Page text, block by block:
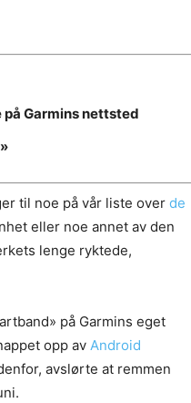
Garmins nettsted
til noe på vår liste over de
eller noe annet av den
lenge ryktede,
på Garmins eget
opp av Android
avslørte at remmen